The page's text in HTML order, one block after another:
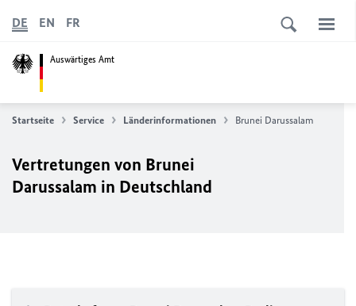
Auswärtiges Amt
DE EN FR
Startseite Service Länderinformationen Brunei Darussalam
Vertretungen von Brunei
Darussalam in Deutschland